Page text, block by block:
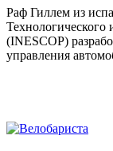
Раф Гиллем из
Технологического
(INESCOP)
управления